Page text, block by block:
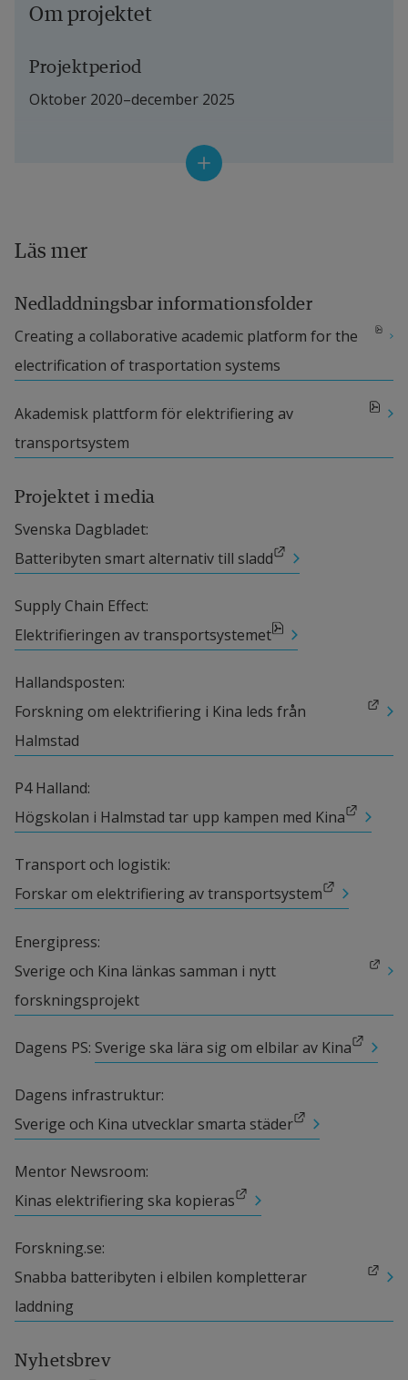
Om projektet
Projektperiod
Oktober 2020–december 2025
Organisation och projektledning
Tomas Müllern, professor, Jönköping
University, Jönköping International Business
School, Sverige
Jasmine Lihua Liu, (刘莉华), Ph.D., Senior
researcher, Lunds universitet och Affiliated
International Business School, Sverige, samt
Shanghai Dianji University, Kina.
Arne Nåbo, teknologie licentiat och
forskningsledare, Trafikverket, Sverige
Philip Almestrand Linné, filosofiedoktor,
Wang Junhua, professor, Tongji University,
Shanghai, Kina
University, Chengdu, Kina
Susan Lijiang Sun, biträdande projektledare,
professor, Shanghai Dianji University,
Shanghai, Kina
Ma Hongwei, docent, Shanghai Dianji
University, Kina
Industri
Shanghai Powerkeeper, Shanghai, Kina
Shanghai Jiulong Power, Shanghai, Kina
Guoxun Yang, VD, Zhejiang VIE-Evatran
Electronic Technologies Co., Ltd., Shanghai,
Kina
Liu Zhen, ingenjör, Shanghai, Urban and
Development Research Institute, Kina
Läs mer
Nedladdningsbar informationsfolder
Creating a collaborative academic platform for the
electrification of trasportation systems
pdf, 5.5 MB.
Akademisk plattform för elektrifiering av
transportsystem
pdf, 4.5 MB.
Projektet i media
Svenska Dagbladet:
Batteribyten smart alternativ till sladd
Länk till annan webbplats.
Supply Chain Effect:
Elektrifieringen av transportsystemet
pdf, 1 MB, öppnas i nytt fönster.
Hallandsposten:
Forskning om elektrifiering i Kina leds från
Halmstad
Länk till annan webbplats.
P4 Halland:
Högskolan i Halmstad tar upp kampen med Kina
Länk till annan webbplats.
Transport och logistik:
Forskar om elektrifiering av transportsystem
Länk till annan webbplats.
Energipress:
Sverige och Kina länkas samman i nytt
forskningsprojekt
Länk till annan webbplats.
Dagens PS: Sverige ska lära sig om elbilar av Kina
Länk till annan webbplats.
Dagens infrastruktur:
Sverige och Kina utvecklar smarta städer
Länk till annan webbplats.
Mentor Newsroom:
Kinas elektrifiering ska kopieras
Länk till annan webbplats.
Forskning.se:
Snabba batteribyten i elbilen kompletterar
laddning
Länk till annan webbplats.
Nyhetsbrev